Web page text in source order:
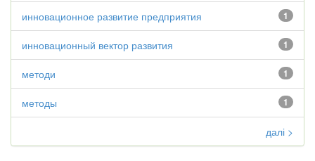
1
инновационное развитие предприятия
1
инновационный вектор развития
1
методи
1
методы
далі >